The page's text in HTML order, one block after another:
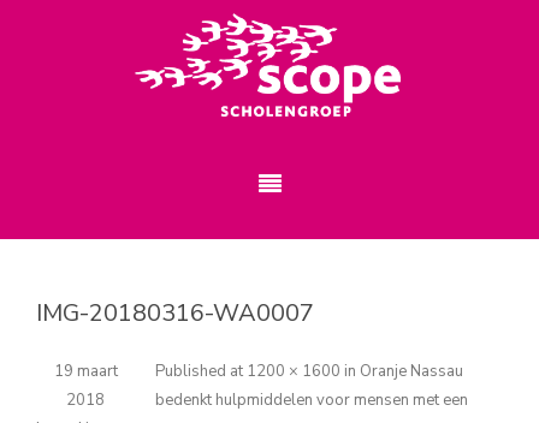
IMG-20180316-WA0007
Published
19 maart
2018
at 1200 × 1600 in Oranje Nassau
bedenkt hulpmiddelen voor mensen met een